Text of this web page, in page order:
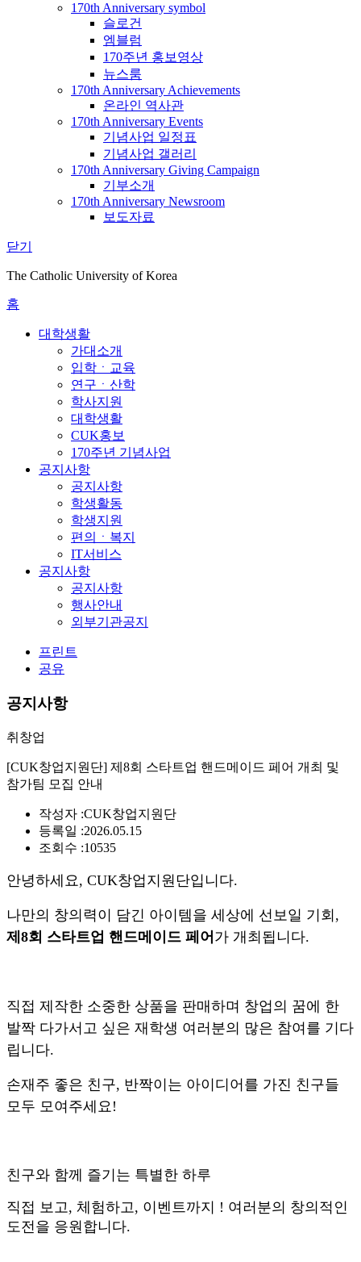
170th Anniversary symbol
슬로건
엠블럼
170주년 홍보영상
뉴스룸
170th Anniversary Achievements
온라인 역사관
170th Anniversary Events
기념사업 일정표
기념사업 갤러리
170th Anniversary Giving Campaign
기부소개
170th Anniversary Newsroom
보도자료
닫기
The Catholic University of Korea
홈
대학생활
가대소개
입학ㆍ교육
연구ㆍ산학
학사지원
대학생활
CUK홍보
170주년 기념사업
공지사항
공지사항
학생활동
학생지원
편의ㆍ복지
IT서비스
공지사항
공지사항
행사안내
외부기관공지
프린트
공유
공지사항
취창업
[CUK창업지원단] 제8회 스타트업 핸드메이드 페어 개최 및
참가팀 모집 안내
작성자 :CUK창업지원단
등록일 :2026.05.15
조회수 :10535
안녕하세요, CUK창업지원단입니다.
나만의 창의력이 담긴 아이템을 세상에 선보일 기회,
제8회 스타트업 핸드메이드 페어 가 개최됩니다.
직접 제작한 소중한 상품을 판매하며 창업의 꿈에 한
발짝 다가서고 싶은 재학생 여러분의 많은 참여를 기다
립니다.
손재주 좋은 친구, 반짝이는 아이디어를 가진 친구들
모두 모여주세요!
친구와 함께 즐기는 특별한 하루
직접 보고, 체험하고, 이벤트까지 ! 여러분의 창의적인
도전을 응원합니다.